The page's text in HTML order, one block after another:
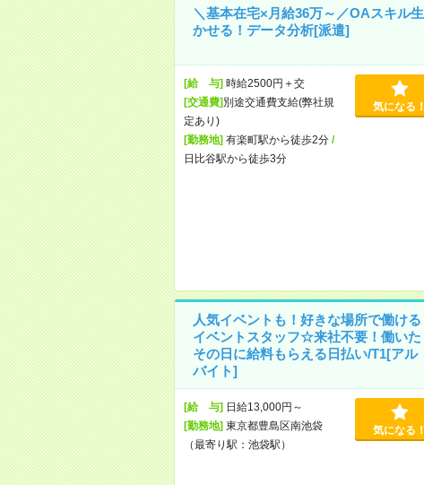
＼基本在宅×月給36万～／OAスキル生
かせる！データ分析[派遣]
[給 与]時給2500円＋交
[交通費]別途交通費支給(弊社規
定あり)
[勤務地]有楽町駅から徒歩2分/
日比谷駅から徒歩3分
気になる！
人気イベントも！好きな場所で働ける
イベントスタッフ☆来社不要！働いた
その日に給料もらえる日払い/T1[アル
バイト]
[給 与]日給13,000円～
[勤務地]東京都豊島区南池袋
（最寄り駅：池袋駅）
気になる！